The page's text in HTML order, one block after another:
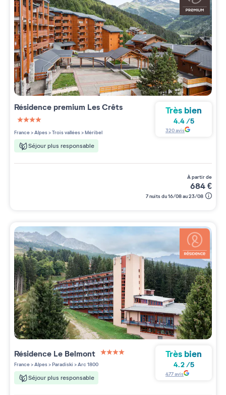
Résidence premium Les Crêts
4 étoiles sur 5
France>Alpes>Trois vallées>Méribel
Séjour plus responsable
Très bien
4.4/5
320avis
à partir de
684€
7 nuits du 16/08 au 23/08
Résidence Le Belmont
France>Alpes>Paradiski >Arc 1800
Séjour plus responsable
Très bien
4.2/5
477avis